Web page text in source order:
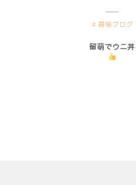
農場ブログ
留萌でウニ丼